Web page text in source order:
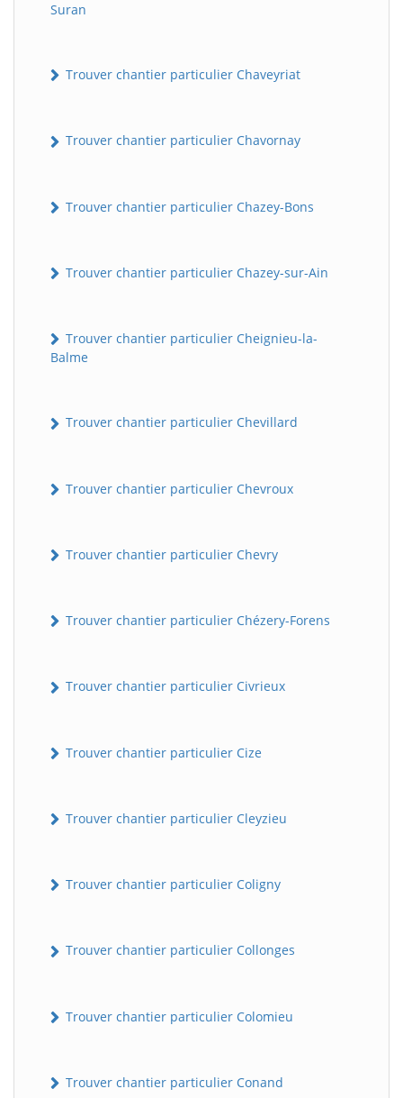
Suran
Trouver chantier particulier Chaveyriat
Trouver chantier particulier Chavornay
Trouver chantier particulier Chazey-Bons
Trouver chantier particulier Chazey-sur-Ain
Trouver chantier particulier Cheignieu-la-
Balme
Trouver chantier particulier Chevillard
Trouver chantier particulier Chevroux
Trouver chantier particulier Chevry
Trouver chantier particulier Chézery-Forens
Trouver chantier particulier Civrieux
Trouver chantier particulier Cize
Trouver chantier particulier Cleyzieu
Trouver chantier particulier Coligny
Trouver chantier particulier Collonges
Trouver chantier particulier Colomieu
Trouver chantier particulier Conand